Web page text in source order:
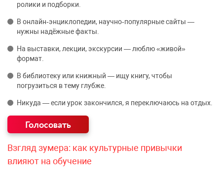
ролики и подборки.
В онлайн‑энциклопедии, научно‑популярные сайты —
нужны надёжные факты.
На выставки, лекции, экскурсии — люблю «живой»
формат.
В библиотеку или книжный — ищу книгу, чтобы
погрузиться в тему глубже.
Никуда — если урок закончился, я переключаюсь на отдых.
Взгляд зумера: как культурные привычки
влияют на обучение